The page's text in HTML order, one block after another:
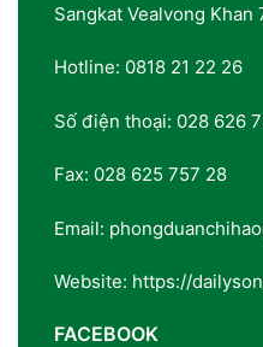
Sangkat Vealvong Khan
Hotline: 0818 21 22 26
Số điện thoại: 028 626
Fax: 028 625 757 28
Email:
Website: https://
FACEBOOK